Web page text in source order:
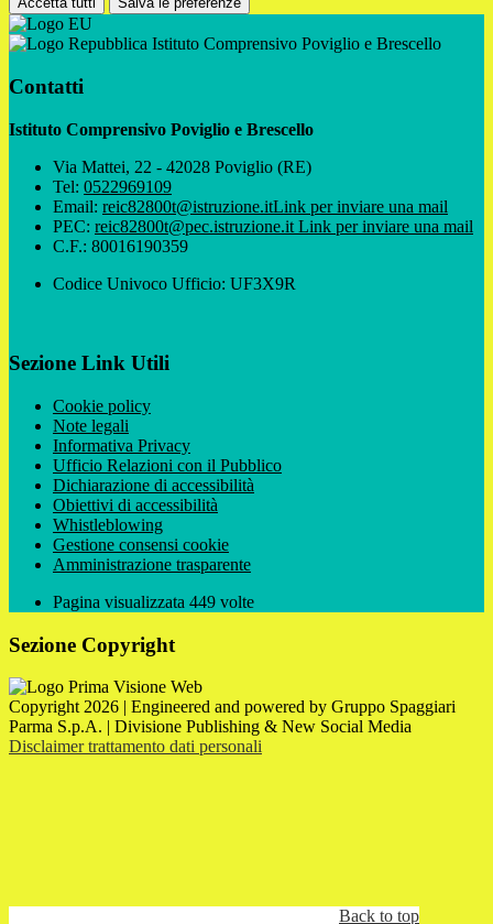
Istituto Comprensivo Poviglio e Brescello
Contatti
Istituto Comprensivo Poviglio e Brescello
Via Mattei, 22 - 42028 Poviglio (RE)
Tel: 0522969109
Email: reic82800t@istruzione.itLink per inviare una mail
PEC: reic82800t@pec.istruzione.it Link per inviare una mail
C.F.: 80016190359
Codice Univoco Ufficio: UF3X9R
Sezione Link Utili
Cookie policy
Note legali
Informativa Privacy
Ufficio Relazioni con il Pubblico
Dichiarazione di accessibilità
Obiettivi di accessibilità
Whistleblowing
Gestione consensi cookie
Amministrazione trasparente
Pagina visualizzata 449 volte
Sezione Copyright
Copyright 2026 | Engineered and powered by Gruppo Spaggiari
Parma S.p.A. | Divisione Publishing & New Social Media
Disclaimer trattamento dati personali
Back to top